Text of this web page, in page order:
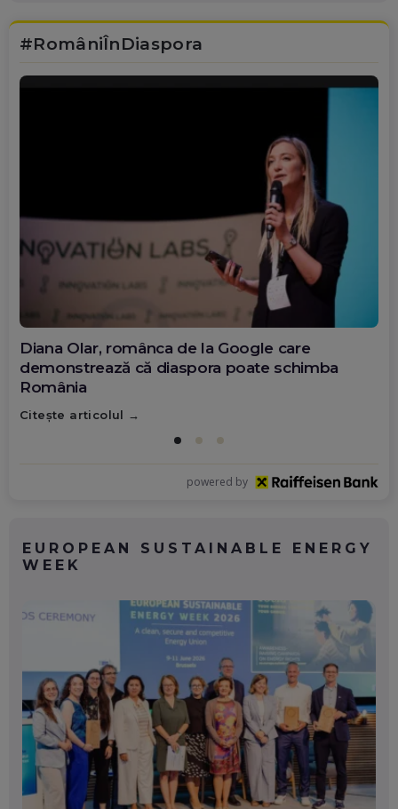
#RomâniÎnDiaspora
Diana Olar, românca de la Google care
demonstrează că diaspora poate schimba
România
Citește articolul
powered by
EUROPEAN SUSTAINABLE ENERGY
WEEK